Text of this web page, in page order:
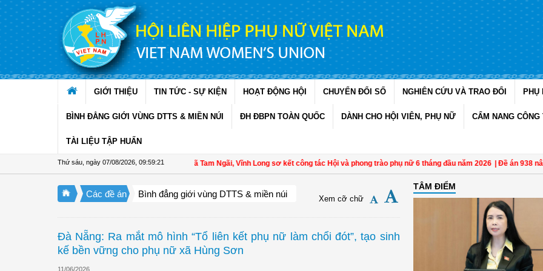
Truy cập nội dung luôn
GIỚI THIỆU TIN TỨC - SỰ KIỆN HOẠT ĐỘNG HỘI CHUYỂN ĐỔI SỐ NGHIÊN CỨU VÀ TRAO ĐỔI PHỤ
BÌNH ĐẲNG GIỚI VÙNG DTTS & MIỀN NÚI ĐH ĐBPN TOÀN QUỐC DÀNH CHO HỘI VIÊN, PHỤ NỮ CẨM NANG CÔNG
TÀI LIỆU TẬP HUẤN
Thứ sáu, ngày 07/08/2026 09:59:21
Hội LHPN xã Tam Ngãi, Vĩnh Long sơ kết công tác Hội và phong trào phụ nữ 6 tháng đầu năm 2026 | Đề án 938 nâng
Các đề án Bình đẳng giới vùng DTTS & miền núi Xem cỡ chữ
Đà Nẵng: Ra mắt mô hình “Tổ liên kết phụ nữ làm chổi đót”, tạo sinh
kế bền vững cho phụ nữ xã Hùng Sơn
11/06/2026
TÂM ĐIỂM